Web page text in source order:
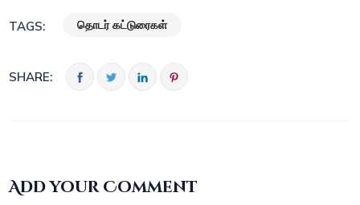
TAGS: தொடர் கட்டுரைகள்
SHARE:
Add your Comment